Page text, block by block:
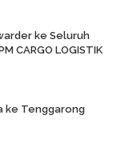
ke Seluruh
CARGO LOGISTIK
ke Tenggarong